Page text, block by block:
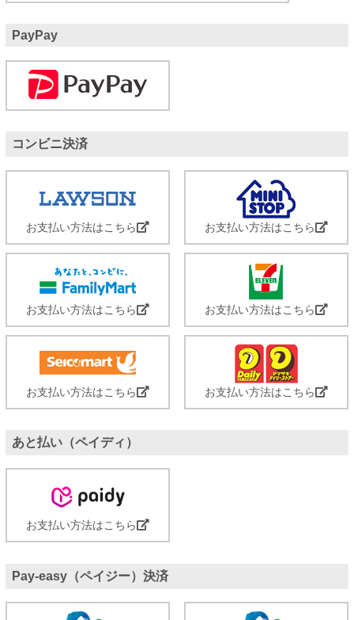
PayPay
コンビニ決済
お支払い方法はこちら お支払い方法はこちら
お支払い方法はこちら お支払い方法はこちら
お支払い方法はこちら お支払い方法はこちら
あと払い（ペイディ）
お支払い方法はこちら
Pay-easy（ペイジー）決済